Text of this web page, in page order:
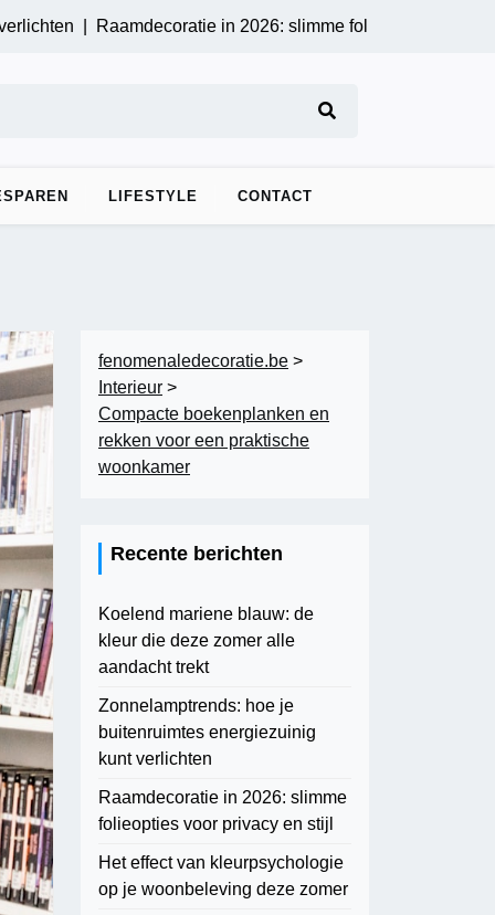
|Raamdecoratie in 2026: slimme folieopties voor privacy
LIFESTYLE CONTACT
fenomenaledecoratie.be >
Interieur >
Compacte boekenplanken en
rekken voor een praktische
woonkamer
Recente berichten
Koelend mariene blauw: de
kleur die deze zomer alle
aandacht trekt
Zonnelamptrends: hoe je
buitenruimtes energiezuinig
kunt verlichten
Raamdecoratie in 2026: slimme
folieopties voor privacy en stijl
Het effect van kleurpsychologie
op je woonbeleving deze zomer